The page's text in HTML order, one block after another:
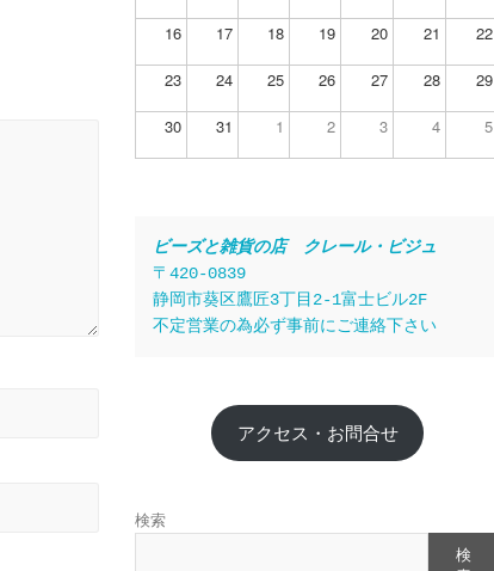
16 17 18 19 20 21 22
23 24 25 26 27 28 29
30 31 1 2 3 4 5
ビーズと雑貨の店　クレール・ビジュ
〒420-0839
静岡市葵区鷹匠3丁目2-1富士ビル2F
不定営業の為必ず事前にご連絡下さい
アクセス・お問合せ
検索
検